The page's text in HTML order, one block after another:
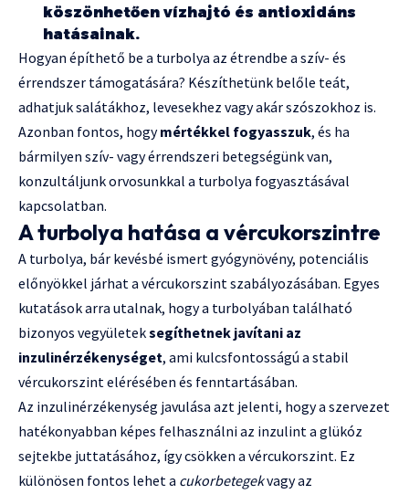
köszönhetően vízhajtó és antioxidáns
hatásainak.
Hogyan építhető be a turbolya az étrendbe a szív- és
érrendszer támogatására? Készíthetünk belőle teát,
adhatjuk salátákhoz, levesekhez vagy akár szószokhoz is.
Azonban fontos, hogymértékkel fogyasszuk, és ha
bármilyen szív- vagy érrendszeri betegségünk van,
konzultáljunk orvosunkkal a turbolya fogyasztásával
kapcsolatban.
A turbolya hatása a vércukorszintre
A turbolya, bár kevésbé ismert gyógynövény, potenciális
előnyökkel járhat a vércukorszint szabályozásában. Egyes
kutatások arra utalnak, hogy a turbolyában található
bizonyos vegyületeksegíthetnek javítani az
inzulinérzékenységet, ami kulcsfontosságú a stabil
vércukorszint elérésében és fenntartásában.
Az inzulinérzékenység javulása azt jelenti, hogy a szervezet
hatékonyabban képes felhasználni az inzulint a glükóz
sejtekbe juttatásához, így csökken a vércukorszint. Ez
különösen fontos lehet a cukorbetegekvagy az